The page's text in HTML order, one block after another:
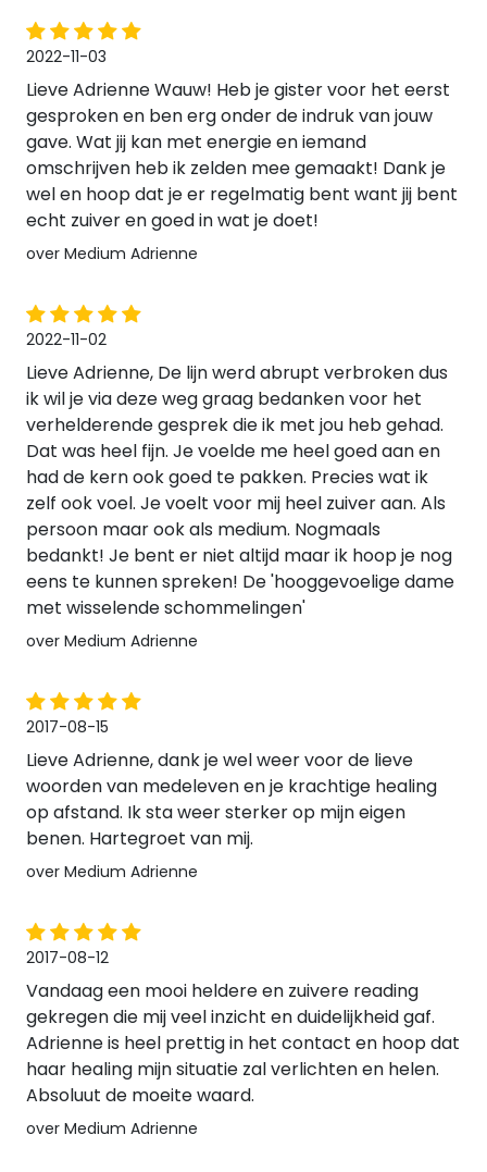
2022-11-03
Lieve Adrienne Wauw! Heb je gister voor het eerst
gesproken en ben erg onder de indruk van jouw
gave. Wat jij kan met energie en iemand
omschrijven heb ik zelden mee gemaakt! Dank je
wel en hoop dat je er regelmatig bent want jij bent
echt zuiver en goed in wat je doet!
over Medium Adrienne
2022-11-02
Lieve Adrienne, De lijn werd abrupt verbroken dus
ik wil je via deze weg graag bedanken voor het
verhelderende gesprek die ik met jou heb gehad.
Dat was heel fijn. Je voelde me heel goed aan en
had de kern ook goed te pakken. Precies wat ik
zelf ook voel. Je voelt voor mij heel zuiver aan. Als
persoon maar ook als medium. Nogmaals
bedankt! Je bent er niet altijd maar ik hoop je nog
eens te kunnen spreken! De 'hooggevoelige dame
met wisselende schommelingen'
over Medium Adrienne
2017-08-15
Lieve Adrienne, dank je wel weer voor de lieve
woorden van medeleven en je krachtige healing
op afstand. Ik sta weer sterker op mijn eigen
benen. Hartegroet van mij.
over Medium Adrienne
2017-08-12
Vandaag een mooi heldere en zuivere reading
gekregen die mij veel inzicht en duidelijkheid gaf.
Adrienne is heel prettig in het contact en hoop dat
haar healing mijn situatie zal verlichten en helen.
Absoluut de moeite waard.
over Medium Adrienne